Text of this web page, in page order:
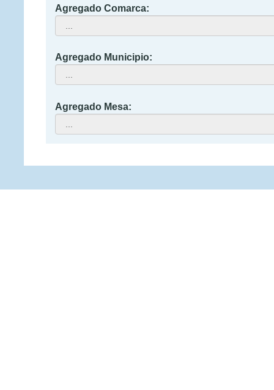
Agregado Comarca:
Agregado Municipio:
Agregado Mesa: